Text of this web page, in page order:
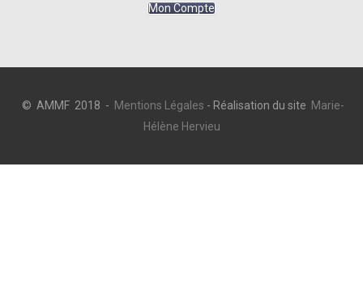
Mon Compte
© AMMF 2018 - Mentions Légales - Réalisation du site Marie-
Hélène Hervieu